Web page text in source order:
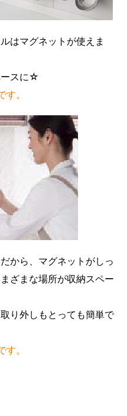
はマグネットが使えま
ースに☆
。
から、マグネットがしっ
ざまな場所が収納スペー
り外しもとっても簡単で
。